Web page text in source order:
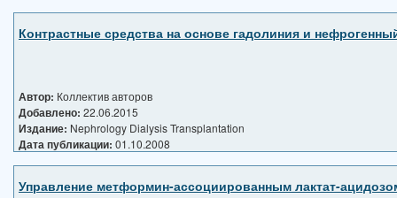
Контрастные средства на основе гадолиния и
Автор: Коллектив авторов
Добавлено: 22.06.2015
Издание: Nephrology Dialysis Transplantation
Дата публикации: 01.10.2008
Управление метформин-ассоциированным лактат-